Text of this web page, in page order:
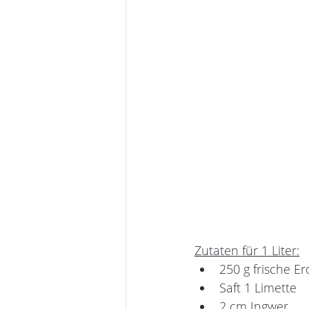
Zutaten für 1 Liter:
250 g frische
Saft 1 Limette